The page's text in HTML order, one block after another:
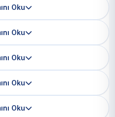
Oku
Oku
Oku
Oku
Oku